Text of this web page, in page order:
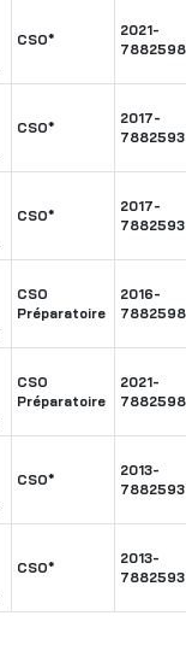
CSO*
2021-
CSO*
2017-
CSO*
2017-
CSO
Préparatoire
2016-
CSO
Préparatoire
2021-
CSO*
2013-
CSO*
2013-